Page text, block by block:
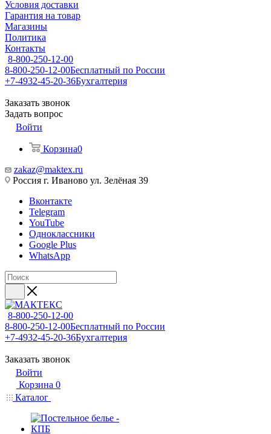
Условия доставки
Гарантия на товар
Магазины
Политика
Контакты
8-800-250-12-00
8-800-250-12-00Бесплатный по России
+7-4932-45-20-36Бухгалтерия
Заказать звонок
Задать вопрос
Войти
Корзина0
zakaz@maktex.ru
Россия г. Иваново ул. Зелёная 39
Вконтакте
Telegram
YouTube
Одноклассники
Google Plus
WhatsApp
8-800-250-12-00
8-800-250-12-00Бесплатный по России
+7-4932-45-20-36Бухгалтерия
Заказать звонок
Войти
Корзина 0
Каталог